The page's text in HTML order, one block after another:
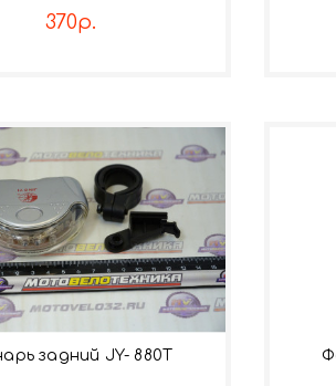
370р.
задний JY- 880Т